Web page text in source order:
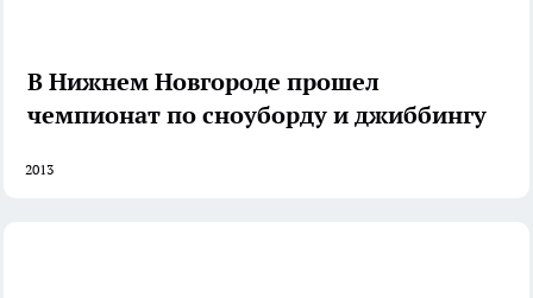
В Нижнем Новгороде прошел
чемпионат по сноуборду и джиббингу
2013